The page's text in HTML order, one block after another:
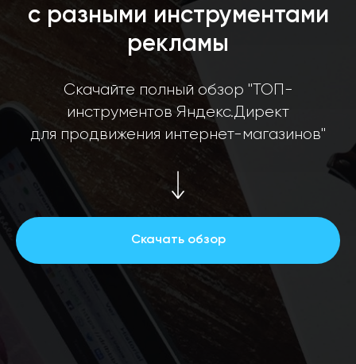
с разными инструментами
рекламы
Скачайте полный обзор "ТОП-
инструментов Яндекс.Директ
для продвижения интернет-магазинов"
Скачать обзор